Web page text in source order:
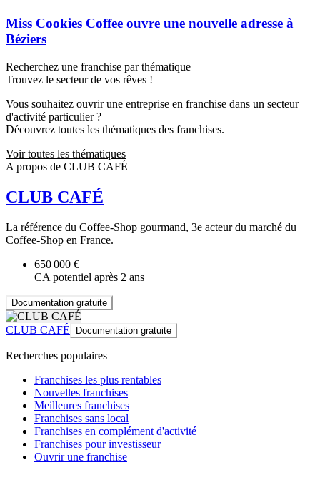
Miss Cookies Coffee ouvre une nouvelle adresse à
Béziers
Recherchez une franchise par thématique
Trouvez le secteur de vos rêves !
Vous souhaitez ouvrir une entreprise en franchise dans un secteur
d'activité particulier ?
Découvrez toutes les thématiques des franchises.
Voir toutes les thématiques
A propos de CLUB CAFÉ
CLUB CAFÉ
La référence du Coffee-Shop gourmand, 3e acteur du marché du
Coffee-Shop en France.
650 000 €
CA potentiel après 2 ans
Documentation gratuite
CLUB CAFÉ Documentation gratuite
Recherches populaires
Franchises les plus rentables
Nouvelles franchises
Meilleures franchises
Franchises sans local
Franchises en complément d'activité
Franchises pour investisseur
Ouvrir une franchise